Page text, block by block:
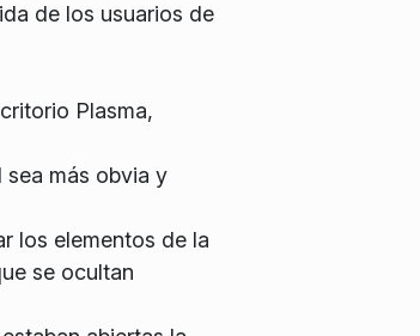
de los usuarios de
Plasma,
sea más obvia y
los elementos de la
se ocultan